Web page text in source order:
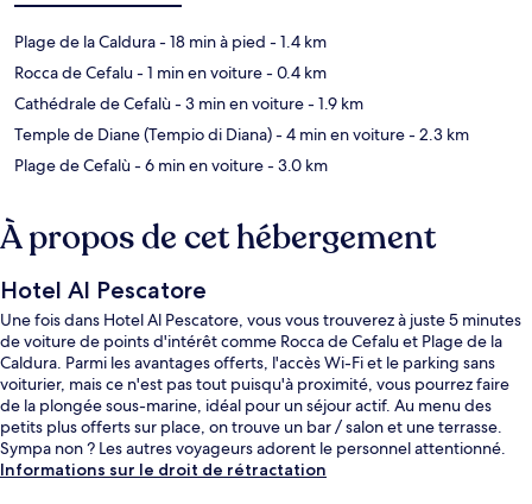
Plage de la Caldura- 18 min à pied - 1.4 km
Rocca de Cefalu- 1 min en voiture- 0.4 km
Cathédrale de Cefalù- 3 min en voiture- 1.9 km
Temple de Diane (Tempio di Diana)- 4 min en voiture- 2.3 km
Plage de Cefalù- 6 min en voiture- 3.0 km
À propos de cet hébergement
Hotel Al Pescatore
Une fois dans Hotel Al Pescatore, vous vous trouverez à juste 5 minutes
de voiture de points d'intérêt comme Rocca de Cefalu et Plage de la
Caldura. Parmi les avantages offerts, l'accès Wi-Fi et le parking sans
voiturier, mais ce n'est pas tout puisqu'à proximité, vous pourrez faire
de la plongée sous-marine, idéal pour un séjour actif. Au menu des
petits plus offerts sur place, on trouve un bar / salon et une terrasse.
Sympa non ? Les autres voyageurs adorent le personnel attentionné.
Informations sur le droit de rétractation